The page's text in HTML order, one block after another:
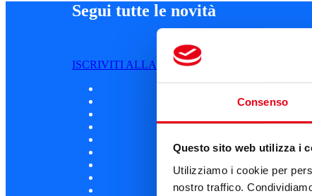
Consenso
Questo sito web utilizza i
Utilizziamo i cookie per
nostro traffico.
Segui tutte le novità
ISCRIVITI ALLA NEWSLETTER